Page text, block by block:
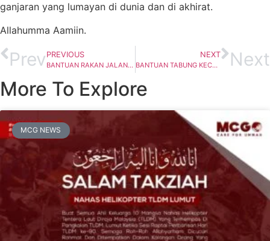
ganjaran yang lumayan di dunia dan di akhirat.
Allahumma Aamiin.
Prev PREVIOUS
BANTUAN RAKAN JALANAN DI JALAN CHOW KIT
NEXT
BANTUAN TABUNG KECEMASAN DI SABAH Next
More To Explore
MCG NEWS